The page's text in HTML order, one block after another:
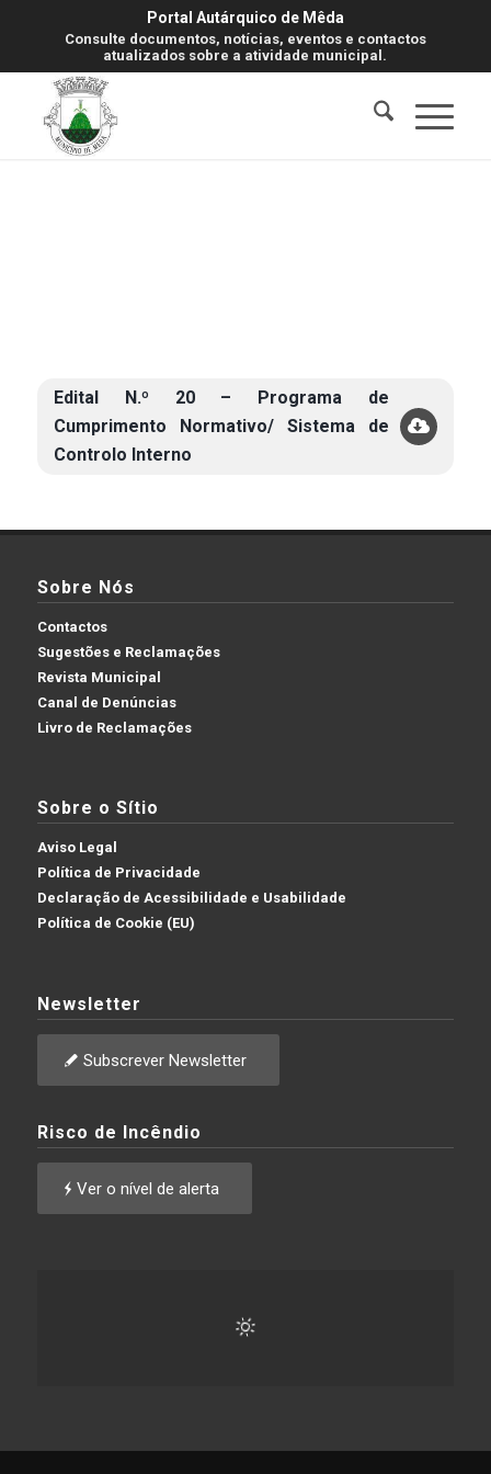
Portal Autárquico de Mêda
Consulte documentos, notícias, eventos e contactos
atualizados sobre a atividade municipal.
Edital N.º 20 – Programa de
Cumprimento Normativo/ Sistema de
Controlo Interno
Sobre Nós
Contactos
Sugestões e Reclamações
Revista Municipal
Canal de Denúncias
Livro de Reclamações
Sobre o Sítio
Aviso Legal
Política de Privacidade
Declaração de Acessibilidade e Usabilidade
Política de Cookie (EU)
Newsletter
Subscrever Newsletter
Risco de Incêndio
Ver o nível de alerta